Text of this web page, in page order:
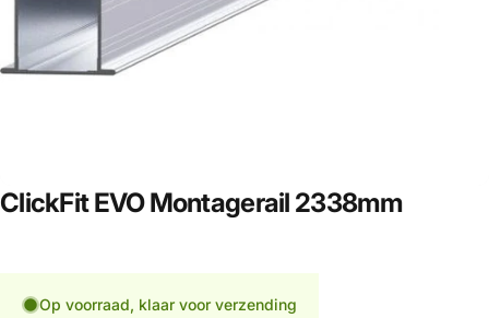
ClickFitEVOMontagerail 2338mm
Op voorraad, klaar voor verzending